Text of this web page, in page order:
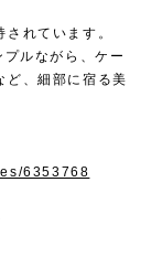
れています。
ルながら、ケー
ど、細部に宿る美
6353768